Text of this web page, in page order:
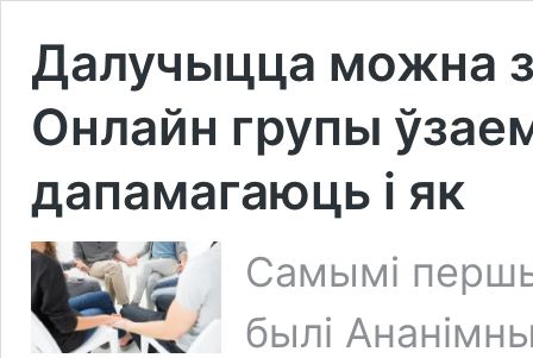
Далучыцца можна
Онлайн групы
дапамагаюць і як
Самымі
былі